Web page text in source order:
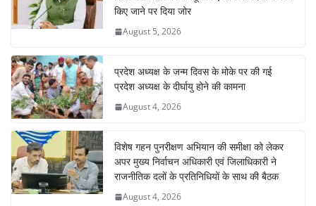
किए जाने पर दिया जोर
August 5, 2026
प्रदेश अध्यक्ष के जन्म दिवस के मोके पर की गई
प्रदेश अध्यक्ष के दीर्घायु होने की कामना
August 4, 2026
विशेष गहन पुनरीक्षण अभियान की समीक्षा को लेकर
अपर मुख्य निर्वाचन अधिकारी एवं जिलाधिकारी ने
राजनीतिक दलों के प्रतिनिधियों के साथ की बैठक
August 4, 2026